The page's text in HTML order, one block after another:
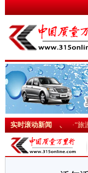
实时滚动新闻
难人数增至35人 ·“旅